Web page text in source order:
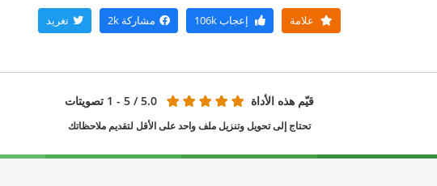
علامة إعجاب مشاركة 2k تغريد
قيّم هذه الأداة 5.0 / 5 - 1 تصويتات
تحتاج إلى تحويل وتنزيل ملف واحد على الأقل لتقديم ملاحظاتك